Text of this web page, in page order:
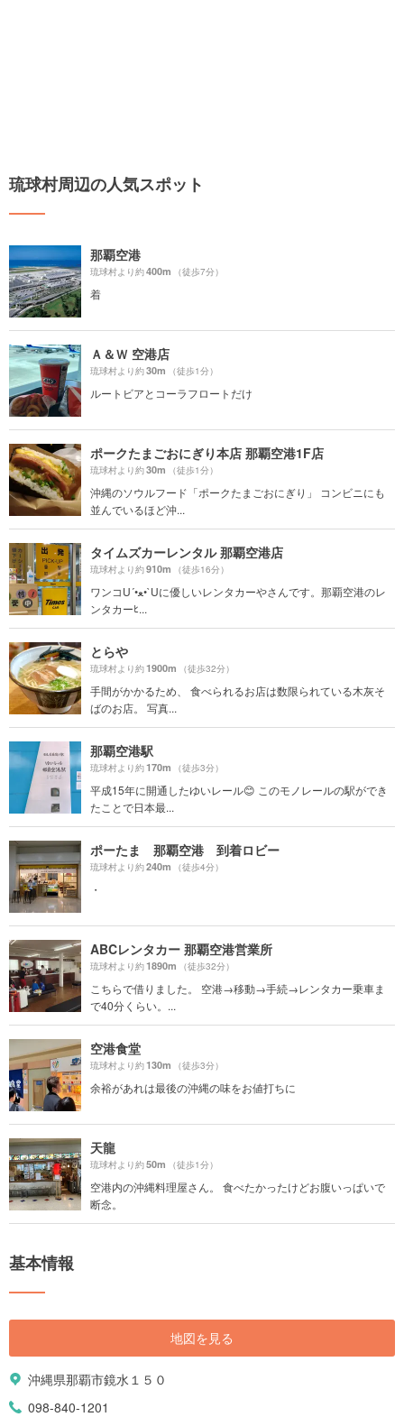
琉球村周辺の人気スポット
那覇空港
琉球村より約400m （徒歩7分）
着
Ａ＆Ｗ 空港店
琉球村より約30m （徒歩1分）
ルートビアとコーラフロートだけ
ポークたまごおにぎり本店 那覇空港1F店
琉球村より約30m （徒歩1分）
沖縄のソウルフード「ポークたまごおにぎり」 コンビニにも
並んでいるほど沖...
タイムズカーレンタル 那覇空港店
琉球村より約910m （徒歩16分）
ワンコU´•ﻌ•`Uに優しいレンタカーやさんです。那覇空港のレ
ンタカーﾋ...
とらや
琉球村より約1900m （徒歩32分）
手間がかかるため、 食べられるお店は数限られている木灰そ
ばのお店。 写真...
那覇空港駅
琉球村より約170m （徒歩3分）
平成15年に開通したゆいレール😊 このモノレールの駅ができ
たことで日本最...
ポーたま 那覇空港 到着ロビー
琉球村より約240m （徒歩4分）
・
ABCレンタカー 那覇空港営業所
琉球村より約1890m （徒歩32分）
こちらで借りました。 空港→移動→手続→レンタカー乗車ま
で40分くらい。...
空港食堂
琉球村より約130m （徒歩3分）
余裕があれは最後の沖縄の味をお値打ちに
天龍
琉球村より約50m （徒歩1分）
空港内の沖縄料理屋さん。 食べたかったけどお腹いっぱいで
断念。
基本情報
地図を見る
沖縄県那覇市鏡水１５０
098-840-1201